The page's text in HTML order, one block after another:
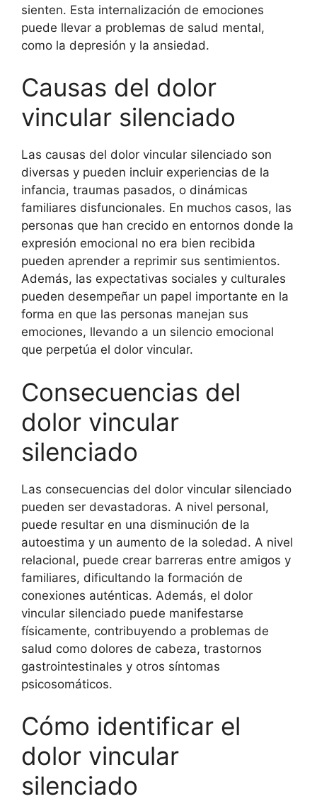
sienten. Esta internalización de emociones
puede llevar a problemas de salud mental,
como la depresión y la ansiedad.
Causas del dolor
vincular silenciado
Las causas del dolor vincular silenciado son
diversas y pueden incluir experiencias de la
infancia, traumas pasados, o dinámicas
familiares disfuncionales. En muchos casos, las
personas que han crecido en entornos donde la
expresión emocional no era bien recibida
pueden aprender a reprimir sus sentimientos.
Además, las expectativas sociales y culturales
pueden desempeñar un papel importante en la
forma en que las personas manejan sus
emociones, llevando a un silencio emocional
que perpetúa el dolor vincular.
Consecuencias del
dolor vincular
silenciado
Las consecuencias del dolor vincular silenciado
pueden ser devastadoras. A nivel personal,
puede resultar en una disminución de la
autoestima y un aumento de la soledad. A nivel
relacional, puede crear barreras entre amigos y
familiares, dificultando la formación de
conexiones auténticas. Además, el dolor
vincular silenciado puede manifestarse
físicamente, contribuyendo a problemas de
salud como dolores de cabeza, trastornos
gastrointestinales y otros síntomas
psicosomáticos.
Cómo identificar el
dolor vincular
silenciado